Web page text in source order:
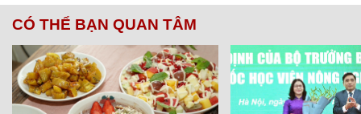
CÓ THỂ BẠN QUAN TÂM